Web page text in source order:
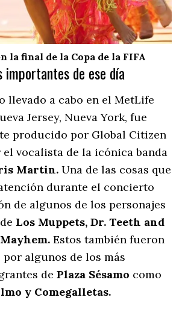
la final de la Copa de la FIFA
de ese día
llevado a cabo en el MetLife
Jersey, Nueva York, fue
producido por Global Citizen
vocalista de la icónica banda
Martin. Una de las cosas que
durante el concierto
de algunos de los personajes
Los Muppets, Dr. Teeth and
Estos también fueron
por algunos de los más
dePlaza Sésamo como
y Comegalletas.